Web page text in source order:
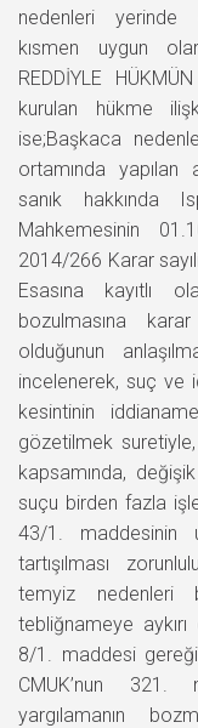
nedenleri yerinde
kısmen uygun
REDDİYLE
kurulan hükme
ise;Başkaca
ortamında
sanık hakkında
Mahkemesinin
2014/266 Karar
Esasına kayıtlı
bozulmasına
olduğunun
incelenerek, suç ve
kesintinin
gözetilmek suretiyle,
kapsamında,
suçu birden fazla
43/1. maddesinin
tartışılması
temyiz nedenleri
tebliğnameye aykırı
8/1. maddesi
CMUK’nun 321.
yargılamanın